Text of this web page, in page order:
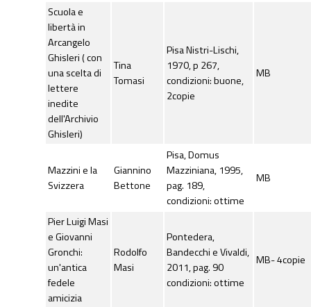
Scuola e
libertà in
Arcangelo
Ghisleri ( con
una scelta di
lettere
inedite
dell'Archivio
Ghisleri)
Tina
Tomasi
Pisa Nistri-Lischi,
1970, p 267,
condizioni: buone,
2copie
MB
Mazzini e la
Svizzera
Giannino
Bettone
Pisa, Domus
Mazziniana, 1995,
pag. 189,
condizioni: ottime
MB
Pier Luigi Masi
e Giovanni
Gronchi:
un'antica
fedele
amicizia
Rodolfo
Masi
Pontedera,
Bandecchi e Vivaldi,
2011, pag. 90
condizioni: ottime
MB- 4copie